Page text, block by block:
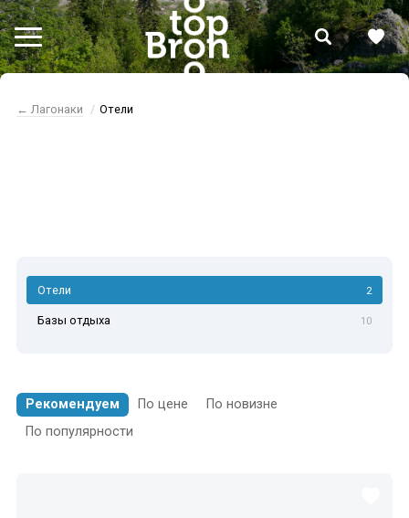
← Лагонаки Отели
Отели 2
Базы отдыха 10
Рекомендуем По цене
По новизне
По популярности